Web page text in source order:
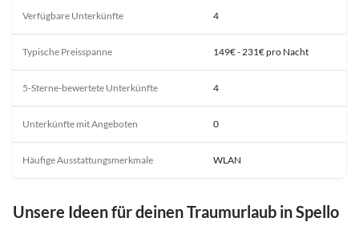
Verfügbare Unterkünfte 4
Typische Preisspanne 149€ - 231€ pro Nacht
5-Sterne-bewertete Unterkünfte 4
Unterkünfte mit Angeboten 0
Häufige Ausstattungsmerkmale WLAN
Unsere Ideen für deinen Traumurlaub in Spello